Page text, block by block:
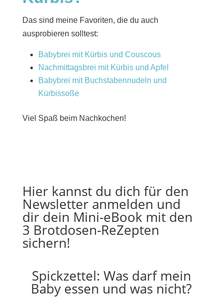
Das sind meine Favoriten, die du auch
ausprobieren solltest:
Babybrei mit Kürbis und Couscous
Nachmittagsbrei mit Kürbis und Apfel
Babybrei mit Buchstabennudeln und
Kürbissoße
Viel Spaß beim Nachkochen!
Hier kannst du dich für den
Newsletter anmelden und
dir dein Mini-eBook mit den
3 Brotdosen-ReZepten
sichern!
Spickzettel: Was darf mein
Baby essen und was nicht?